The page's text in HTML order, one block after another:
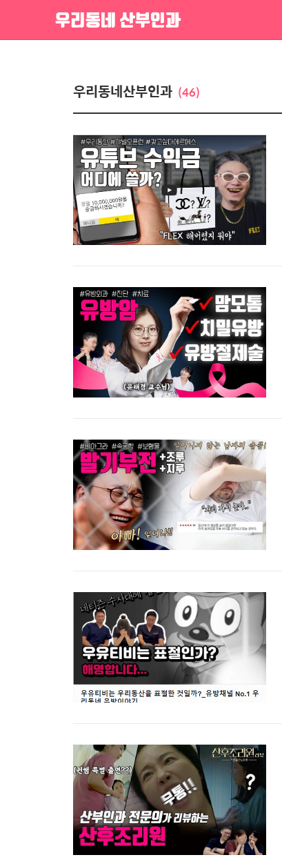
우리동네 산부인과
우리동네산부인과 (46)